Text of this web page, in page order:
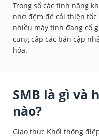
Trong số các tính năng
nhớ đệm để cải thiện
nhiều máy tính đang cố
cung cấp các bản cập
hóa.
SMB là gì và
nào?
Giao thức Khối thông